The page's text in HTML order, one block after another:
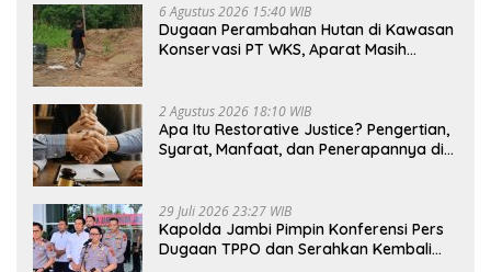
6 Agustus 2026 15:40 WIB
Dugaan Perambahan Hutan di Kawasan
Konservasi PT WKS, Aparat Masih
2 Agustus 2026 18:10 WIB
Apa Itu Restorative Justice? Pengertian,
Syarat, Manfaat, dan Penerapannya di
29 Juli 2026 23:27 WIB
Kapolda Jambi Pimpin Konferensi Pers
Dugaan TPPO dan Serahkan Kembali